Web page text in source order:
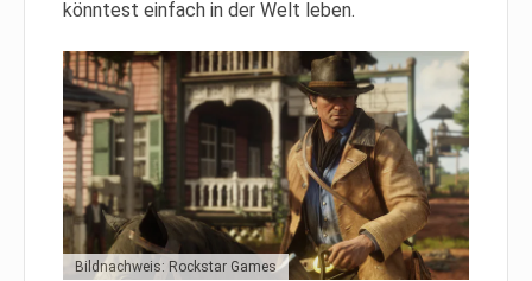
könntest einfach in der Welt leben.
Bildnachweis: Rockstar Games